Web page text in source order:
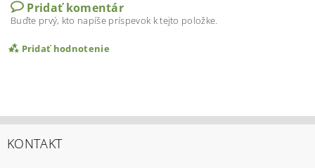
Pridať komentár
Buďte prvý, kto napíše príspevok k tejto položke.
Pridať hodnotenie
KONTAKT